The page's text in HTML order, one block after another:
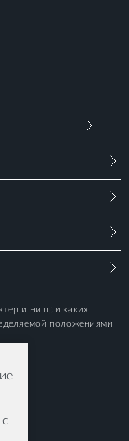
и ни при каких
положениями